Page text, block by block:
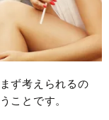
ず考えられるの
ことです。